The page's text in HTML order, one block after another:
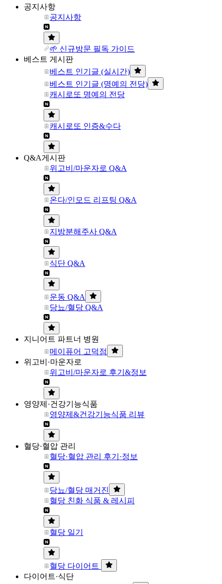
공지사항
공지사항
🌱 신규방문 필독 가이드
베스트 게시판
베스트 인기글 (실시간)
베스트 인기글 (명예의 전당)
캐시로또 명예의 전당
캐시로또 인증&수다
Q&A게시판
위고비/마운자로 Q&A
온다/인모드 리프팅 Q&A
지방분해주사 Q&A
식단 Q&A
운동 Q&A
당뇨/혈당 Q&A
지니어트 파트너 병원
메이퓨어 고덕점
위고비·마운자로
위고비/마운자로 후기&정보
영양제·건강기능식품
영양제&건강기능식품 리뷰
혈당·혈압 관리
혈당·혈압 관리 후기·정보
당뇨/혈당 매거진
혈당 친화 식품 & 레시피
혈당 일기
혈당 다이어트
다이어트·식단